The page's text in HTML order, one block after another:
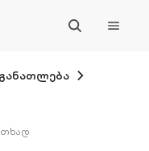
განათლება